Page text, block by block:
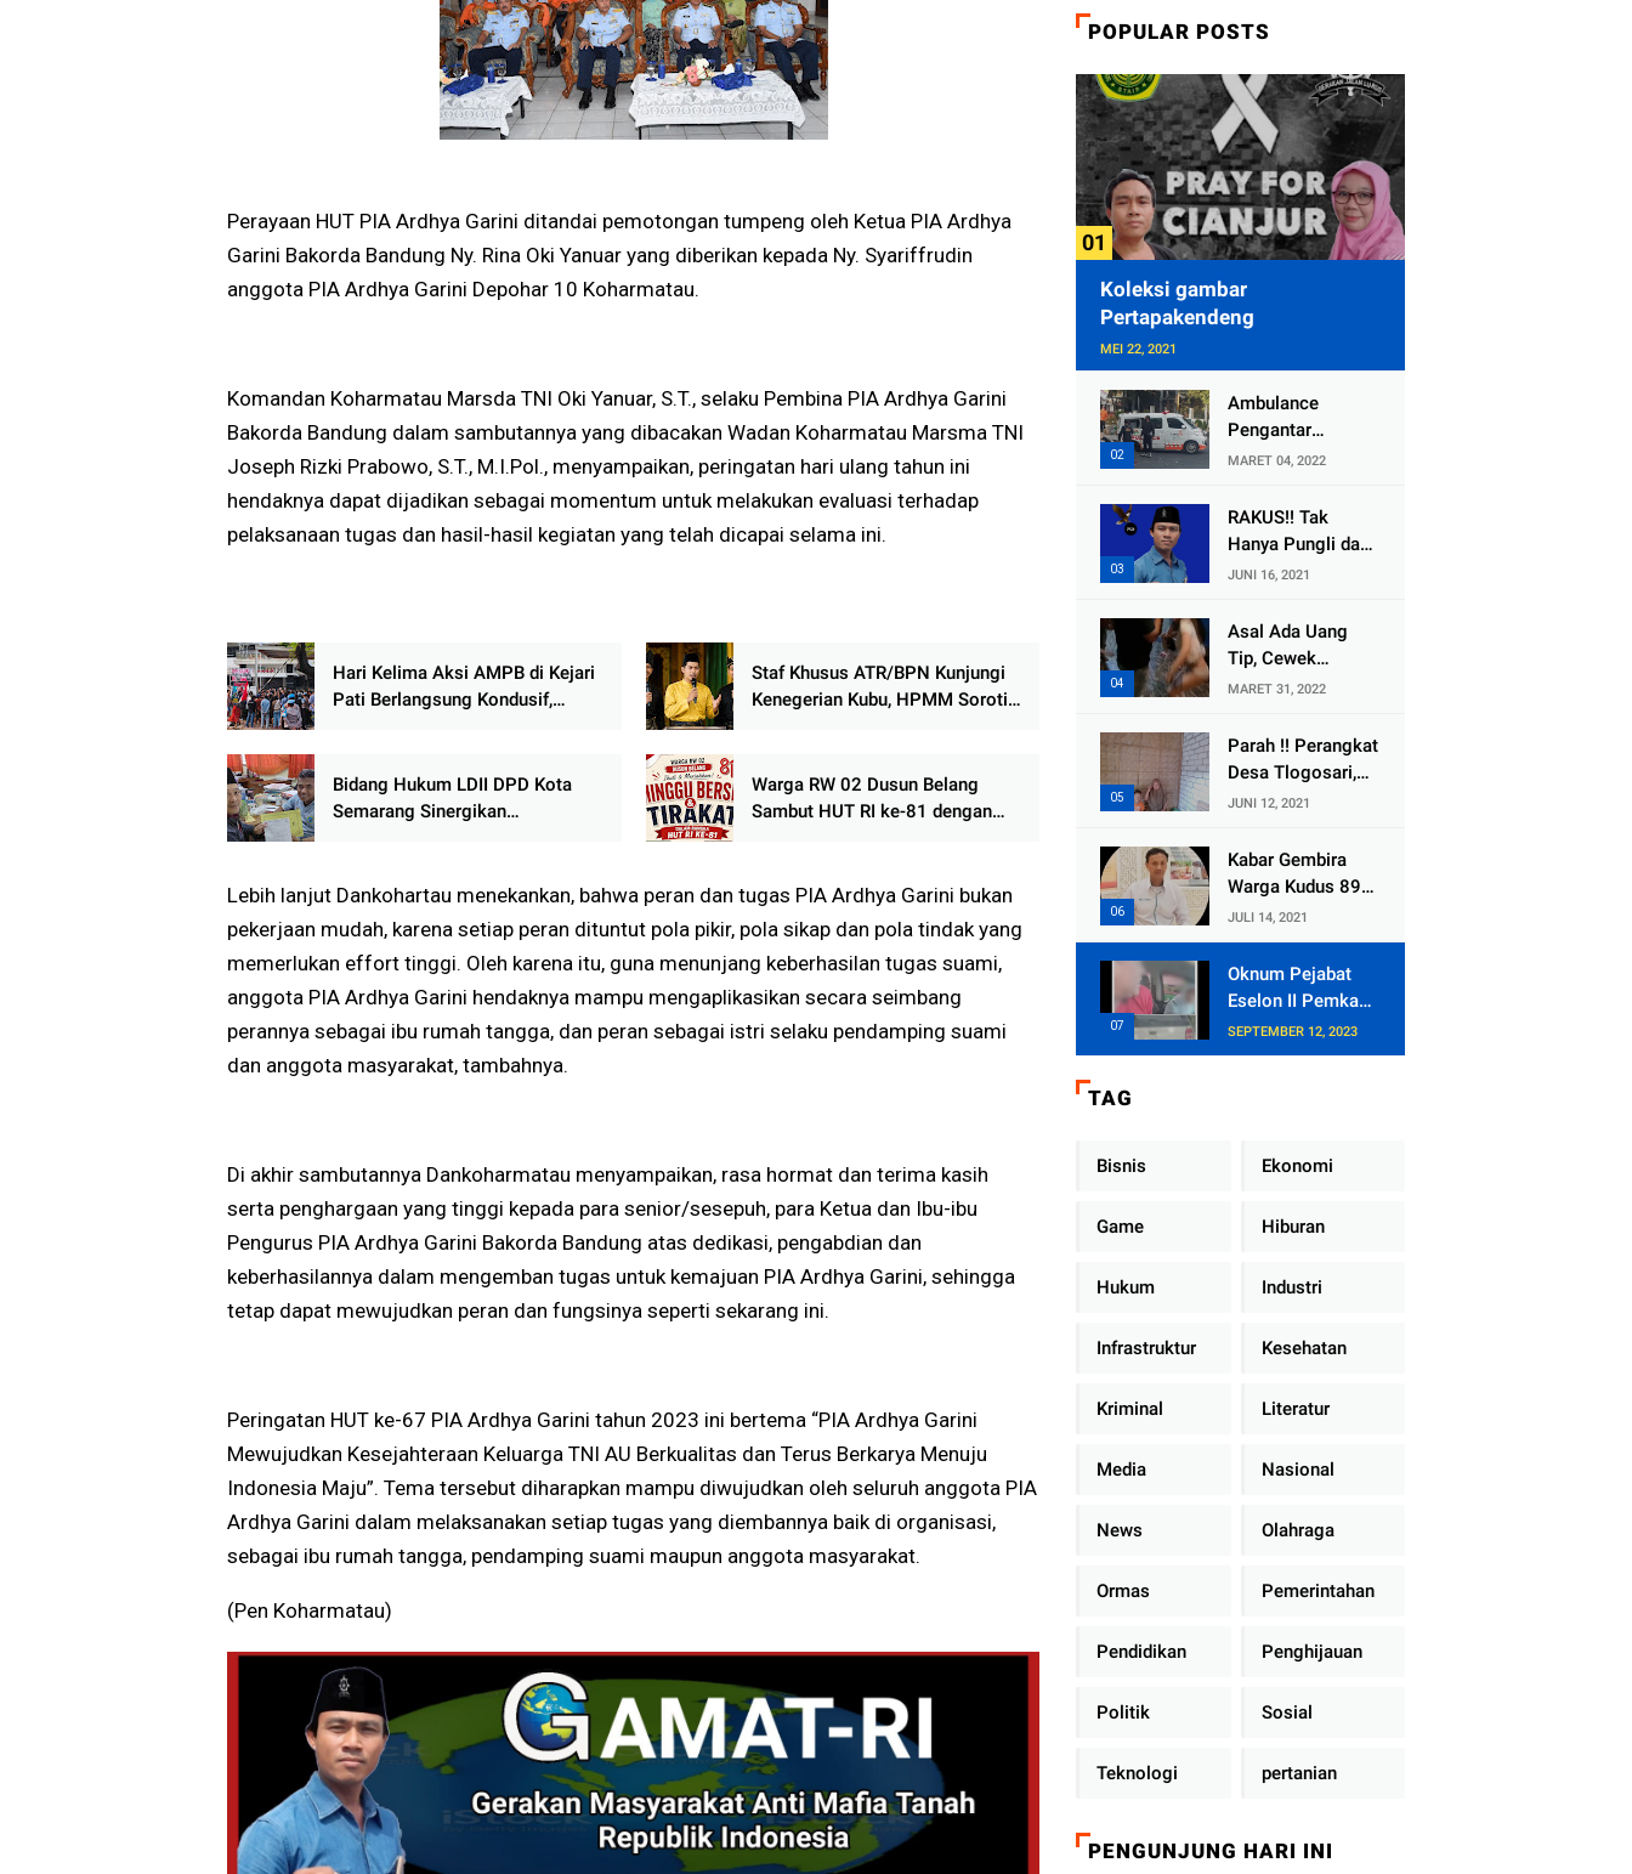
Perayaan HUT PIA Ardhya Garini ditandai pemotongan tumpeng oleh Ketua PIA Ardhya
Garini Bakorda Bandung Ny. Rina Oki Yanuar yang diberikan kepada Ny. Syariffrudin
anggota PIA Ardhya Garini Depohar 10 Koharmatau.
Komandan Koharmatau Marsda TNI Oki Yanuar, S.T., selaku Pembina PIA Ardhya Garini
Bakorda Bandung dalam sambutannya yang dibacakan Wadan Koharmatau Marsma TNI
Joseph Rizki Prabowo, S.T., M.I.Pol., menyampaikan, peringatan hari ulang tahun ini
hendaknya dapat dijadikan sebagai momentum untuk melakukan evaluasi terhadap
pelaksanaan tugas dan hasil-hasil kegiatan yang telah dicapai selama ini.
Hari Kelima Aksi AMPB di Kejari
Pati Berlangsung Kondusif,
Staf Khusus ATR/BPN Kunjungi
Kenegerian Kubu, HPMM Soroti
Bidang Hukum LDII DPD Kota
Semarang Sinergikan
Warga RW 02 Dusun Belang
Sambut HUT RI ke-81 dengan
Lebih lanjut Dankohartau menekankan, bahwa peran dan tugas PIA Ardhya Garini bukan
pekerjaan mudah, karena setiap peran dituntut pola pikir, pola sikap dan pola tindak yang
memerlukan effort tinggi. Oleh karena itu, guna menunjang keberhasilan tugas suami,
anggota PIA Ardhya Garini hendaknya mampu mengaplikasikan secara seimbang
perannya sebagai ibu rumah tangga, dan peran sebagai istri selaku pendamping suami
dan anggota masyarakat, tambahnya.
Di akhir sambutannya Dankoharmatau menyampaikan, rasa hormat dan terima kasih
serta penghargaan yang tinggi kepada para senior/sesepuh, para Ketua dan Ibu-ibu
Pengurus PIA Ardhya Garini Bakorda Bandung atas dedikasi, pengabdian dan
keberhasilannya dalam mengemban tugas untuk kemajuan PIA Ardhya Garini, sehingga
tetap dapat mewujudkan peran dan fungsinya seperti sekarang ini.
Peringatan HUT ke-67 PIA Ardhya Garini tahun 2023 ini bertema “PIA Ardhya Garini
Mewujudkan Kesejahteraan Keluarga TNI AU Berkualitas dan Terus Berkarya Menuju
Indonesia Maju”. Tema tersebut diharapkan mampu diwujudkan oleh seluruh anggota PIA
Ardhya Garini dalam melaksanakan setiap tugas yang diembannya baik di organisasi,
sebagai ibu rumah tangga, pendamping suami maupun anggota masyarakat.
(Pen Koharmatau)
POPULAR POSTS
Koleksi gambar
Pertapakendeng
MEI 22, 2021
Ambulance
Pengantar
Jenazah Kepala
Mengalami
Kecelakaan
MARET 04, 2022
RAKUS!! Tak
Hanya Pungli dan
Dana Bedah
Diembat, ,
Perangkat Desa
Selewengkan
Bantuan Mushola
JUNI 16, 2021
Asal Ada Uang
Tip, Cewek
Pemandu Karaoke
Bersedia Bugil
MARET 31, 2022
Parah !! Perangkat
Desa Tlogosari,
Kecamatan
Embat Dana Bedah
Rumah dari
JUNI 12, 2021
Kabar Gembira
Warga Kudus 89
Persen RT di
Kudus Zona Hijau
JULI 14, 2021
Oknum Pejabat
Eselon II Pemkab
Lampung Utara
Asik Ngobrol
Dinas
SEPTEMBER 12, 2023
TAG
Bisnis Ekonomi
Game Hiburan
Hukum Industri
Infrastruktur Kesehatan
Kriminal Literatur
Media Nasional
News Olahraga
Ormas Pemerintahan
Pendidikan Penghijauan
Politik Sosial
Teknologi pertanian
PENGUNJUNG HARI INI